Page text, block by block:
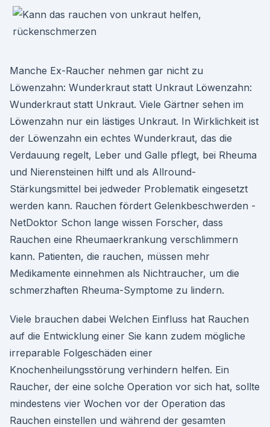
Manche Ex-Raucher nehmen gar nicht zu
Löwenzahn: Wunderkraut statt Unkraut Löwenzahn:
Wunderkraut statt Unkraut. Viele Gärtner sehen im
Löwenzahn nur ein lästiges Unkraut. In Wirklichkeit ist
der Löwenzahn ein echtes Wunderkraut, das die
Verdauung regelt, Leber und Galle pflegt, bei Rheuma
und Nierensteinen hilft und als Allround-
Stärkungsmittel bei jedweder Problematik eingesetzt
werden kann. Rauchen fördert Gelenkbeschwerden -
NetDoktor Schon lange wissen Forscher, dass
Rauchen eine Rheumaerkrankung verschlimmern
kann. Patienten, die rauchen, müssen mehr
Medikamente einnehmen als Nichtraucher, um die
schmerzhaften Rheuma-Symptome zu lindern.
Viele brauchen dabei Welchen Einfluss hat Rauchen
auf die Entwicklung einer Sie kann zudem mögliche
irreparable Folgeschäden einer
Knochenheilungsstörung verhindern helfen. Ein
Raucher, der eine solche Operation vor sich hat, sollte
mindestens vier Wochen vor der Operation das
Rauchen einstellen und während der gesamten